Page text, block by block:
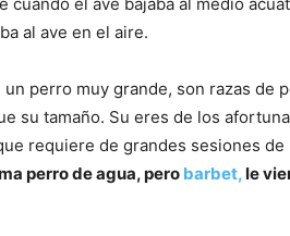
al ave en el aire.
un perro muy grande, son razas de
su tamaño. Su eres de los
requiere de grandes sesiones
perro de agua, pero barbet,le